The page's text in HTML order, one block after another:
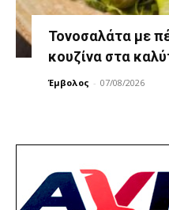
Τονοσαλάτα με
κουζίνα στα
Έμβολος - 07/08/2026